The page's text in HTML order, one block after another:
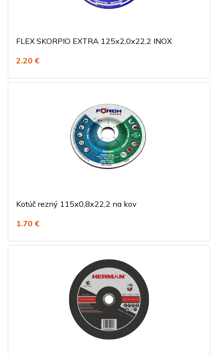
FLEX SKORPIO EXTRA 125x2,0x22,2 INOX
2.20 €
Kotúč rezný 115x0,8x22,2 na kov
1.70 €